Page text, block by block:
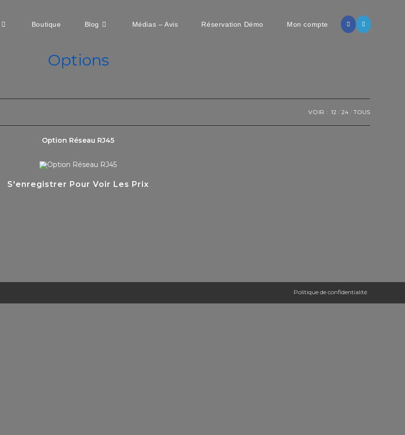
Boutique Blog Médias – Avis Réservation Démo Mon compte
Options
VOIR : 12 24 TOUS
Option Réseau RJ45
S'enregistrer Pour Voir Les Prix
Politique de confidentialité